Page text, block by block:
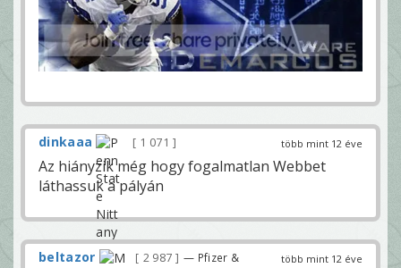
több mint 12 éve
dinkaaa 1 071
Az hiányzik még hogy fogalmatlan Webbet
láthassuk a pályán
több mint 12 éve
beltazor 2 987
— Pfizer &